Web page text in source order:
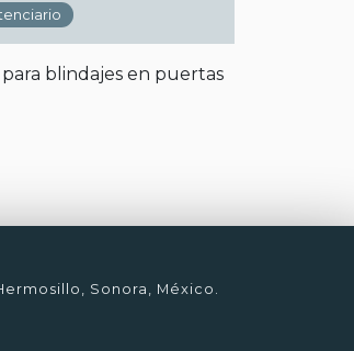
blindajes en puertas
Sonora, México.